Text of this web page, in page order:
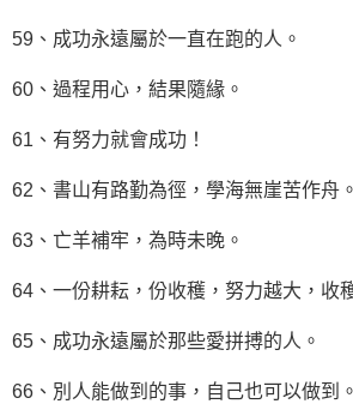
59、成功永遠屬於一直在跑的人。
60、過程用心，結果隨緣。
61、有努力就會成功！
62、書山有路勤為徑，學海無崖苦作舟。
63、亡羊補牢，為時未晚。
64、一份耕耘，份收穫，努力越大，收
65、成功永遠屬於那些愛拼搏的人。
66、別人能做到的事，自己也可以做到。